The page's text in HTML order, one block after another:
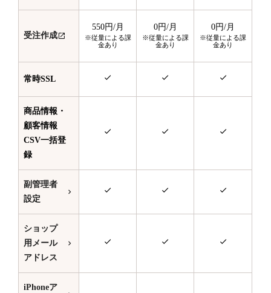
受注作成
550円/月
※従量による課
金あり
0円/月
※従量による課
金あり
0円/月
※従量による課
金あり
常時SSL
商品情報・
顧客情報
CSV一括登
録
副管理者
設定
ショップ
用メール
アドレス
iPhoneア